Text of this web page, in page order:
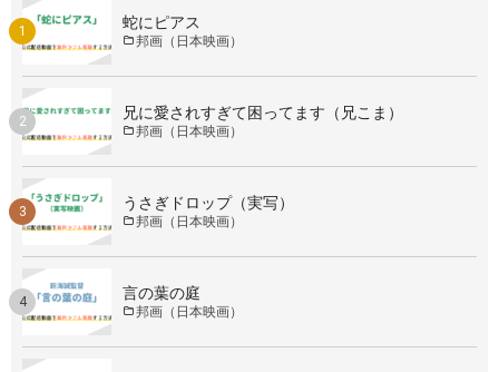
蛇にピアス
邦画（日本映画）
兄に愛されすぎて困ってます（兄こま）
邦画（日本映画）
うさぎドロップ（実写）
邦画（日本映画）
言の葉の庭
邦画（日本映画）